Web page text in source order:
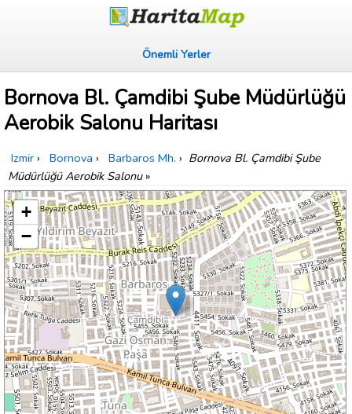
Önemli Yerler
Bornova Bl. Çamdibi Şube Müdürlüğü
Aerobik Salonu Haritası
Izmir › Bornova › Barbaros Mh. › Bornova Bl. Çamdibi Şube
Müdürlüğü Aerobik Salonu»
+
−